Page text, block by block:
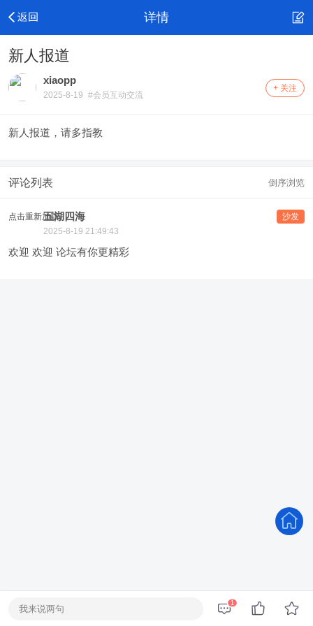
详情
新人报道
xiaopp
2025-8-19 #会员互动交流
+ 关注
新人报道，请多指教
评论列表 倒序浏览
点击重新加载 沙发
五湖四海
2025-8-19 21:49:43
欢迎 欢迎 论坛有你更精彩
我来说两句
1